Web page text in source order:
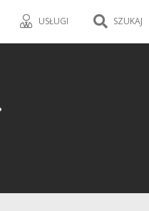
USŁUGI SZUKAJ